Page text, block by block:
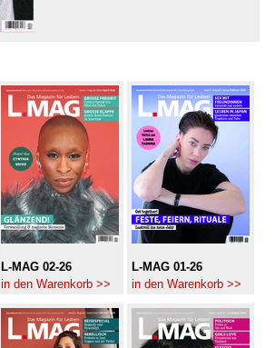
L-MAG 02-26
in den Warenkorb >>
L-MAG 01-26
in den Warenkorb >>